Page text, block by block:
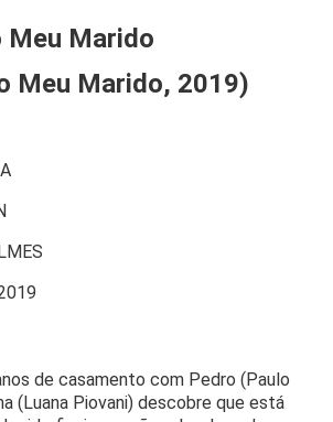
Meu Marido
Meu Marido, 2019)
de casamento com Pedro (Paulo
(Luana Piovani) descobre que está